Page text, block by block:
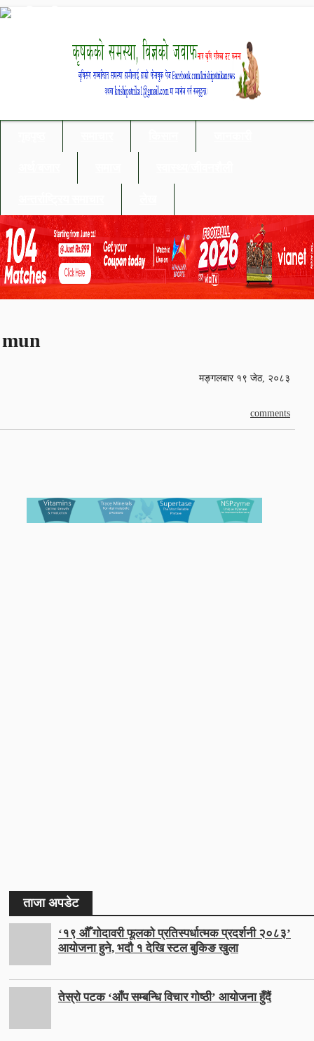
mun
मङ्गलबार १९ जेठ, २०८३
comments
ताजा अपडेट
‘१९ औँ गोदावरी फूलको प्रतिस्पर्धात्मक प्रदर्शनी २०८३’
आयोजना हुने, भदौ १ देखि स्टल बुकिङ खुला
तेस्रो पटक ‘आँप सम्बन्धि विचार गोष्ठी’ आयोजना हुँदैं